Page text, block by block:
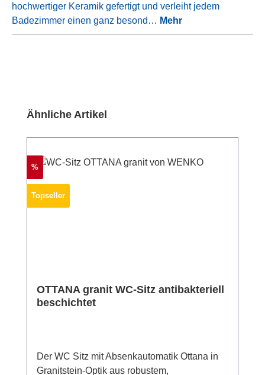
hochwertiger Keramik gefertigt und verleiht jedem
Badezimmer einen ganz besond… Mehr
Produktgalerie überspringen
Ähnliche Artikel
Rabatt
%
Topseller
OTTANA granit WC-Sitz antibakteriell
beschichtet
Der WC Sitz mit Absenkautomatik Ottana in
Granitstein-Optik aus robustem,